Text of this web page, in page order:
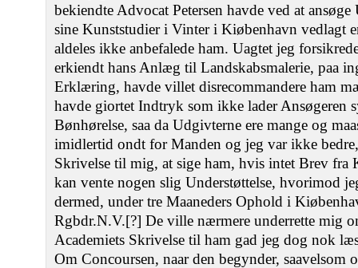
bekiendte Advocat Petersen havde ved at
sine Kunststudier i Vinter i Kiøbenhavn vedlagt
aldeles ikke anbefalede ham. Uagtet jeg
erkiendt hans Anlæg til Landskabsmalerie, paa
Erklæring, havde villet disrecommandere ham
havde giortet Indtryk som ikke lader Ansøgeren
Bønhørelse, saa da Udgivterne ere mange og
imidlertid ondt for Manden og jeg var ikke
Skrivelse til mig, at sige ham, hvis intet Brev fra
kan vente nogen slig Understøttelse, hvorimod
dermed, under tre Maaneders Ophold i
Rgbdr.N.V.[?] De ville nærmere underrette mig
Academiets Skrivelse til ham gad jeg dog nok
Om Concoursen, naar den begynder, saavelsom